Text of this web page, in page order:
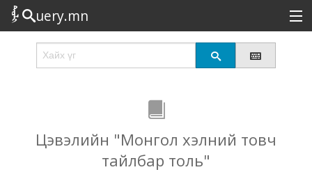
uery.mn
Сонирхолтой
Цэвэлийн "Монгол хэлний товч
тайлбар толь"